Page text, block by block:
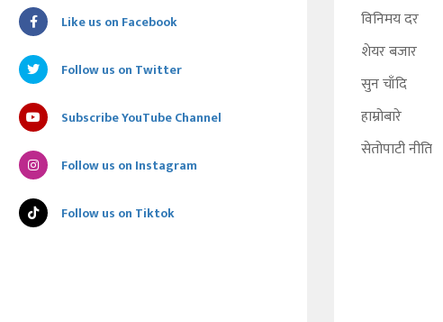
Like us on Facebook
Follow us on Twitter
Subscribe YouTube Channel
Follow us on Instagram
Follow us on Tiktok
विनिमय दर
शेयर बजार
सुन चाँदि
हाम्रोबारे
सेतोपाटी नीति